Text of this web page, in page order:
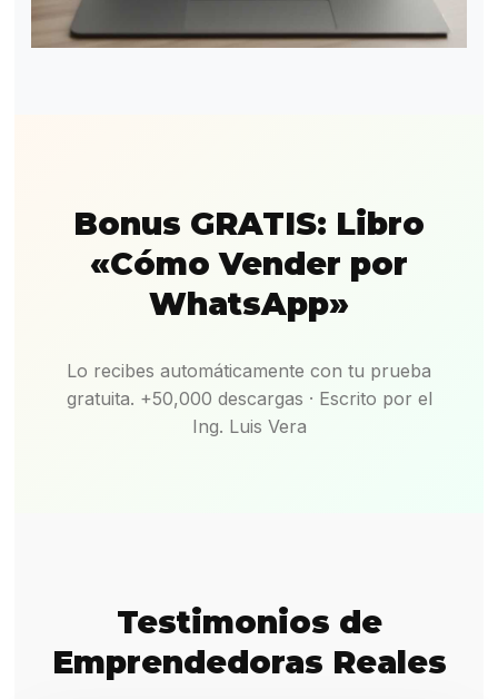
Bonus GRATIS: Libro
«Cómo Vender por
WhatsApp»
Lo recibes automáticamente con tu prueba
gratuita. +50,000 descargas · Escrito por el
Ing. Luis Vera
Testimonios de
Emprendedoras Reales